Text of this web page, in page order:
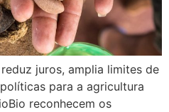
juros, amplia limites de
para a agricultura
reconhecem os